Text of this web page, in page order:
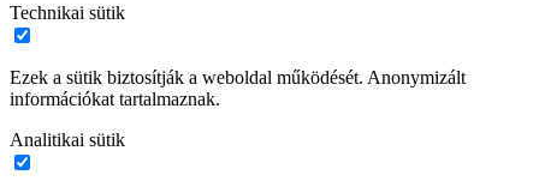
Technikai sütik
Ezek a sütik biztosítják a weboldal működését. Anonymizált
információkat tartalmaznak.
Analitikai sütik